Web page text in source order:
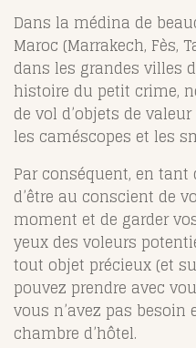
Dans la médina de
Maroc (Marrakech, Fès,
dans les grandes villes
histoire du petit crime,
de vol d’objets de
les caméscopes et les
Par conséquent, en
d’être au conscient de
moment et de garder
yeux des voleurs
tout objet précieux (et
pouvez prendre avec
vous n’avez pas besoin
chambre d’hôtel.